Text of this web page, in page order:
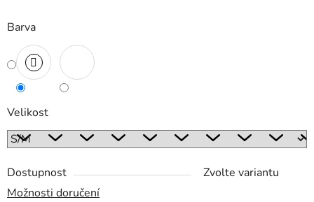
Barva
Velikost
Dostupnost
Zvolte variantu
Možnosti doručení